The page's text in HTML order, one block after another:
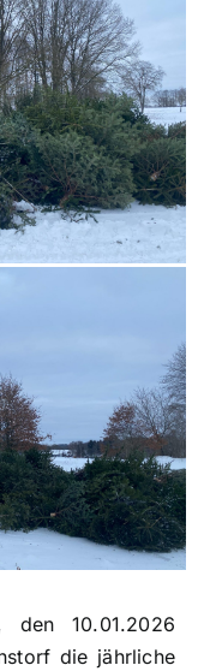
den 10.01.2026
die jährliche